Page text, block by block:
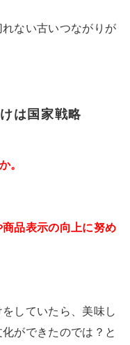
ない古いつながりが
は国家戦略
。
品表示の向上に努め
していたら、美味し
ができたのでは？と